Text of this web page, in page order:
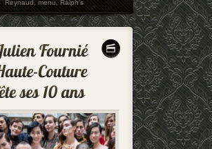
Reynaud,menu,Ralph's